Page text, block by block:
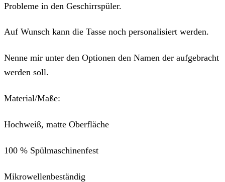
Probleme in den Geschirrspüler.
Auf Wunsch kann die Tasse noch personalisiert werden.
Nenne mir unter den Optionen den Namen der aufgebracht
werden soll.
Material/Maße:
Hochweiß, matte Oberfläche
100 % Spülmaschinenfest
Mikrowellenbeständig